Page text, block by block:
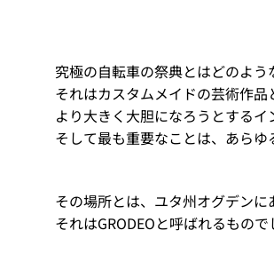
究極の自転車の祭典とはどのよう
それはカスタムメイドの芸術作品
より大きく大胆になろうとするイ
そして最も重要なことは、あらゆ
その場所とは、ユタ州オグデンに
それはGRODEOと呼ばれるもので